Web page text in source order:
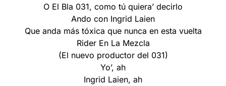
O El Bla 031, como tú quiera’ decirlo
Ando con Ingrid Laien
Que anda más tóxica que nunca en esta vuelta
Rider En La Mezcla
(El nuevo productor del 031)
Yo’, ah
Ingrid Laien, ah